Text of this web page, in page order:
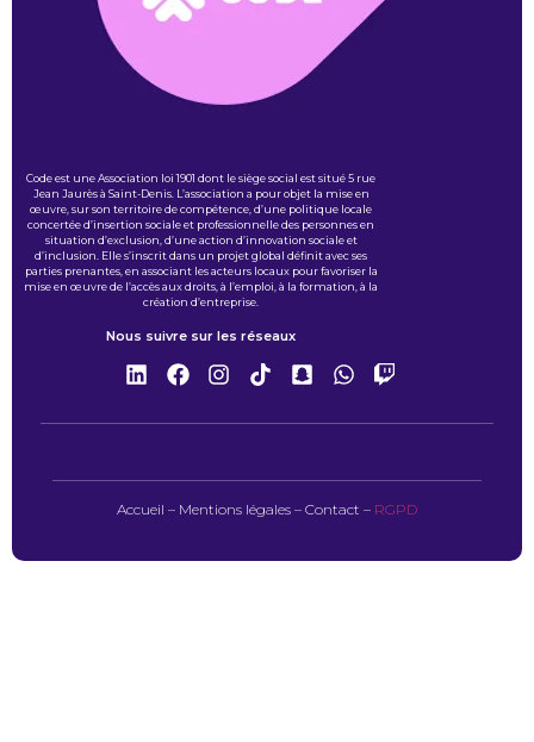
Code est une Association loi 1901 dont le siège social est situé 5 rue
Jean Jaurès à Saint-Denis. L’association a pour objet la mise en
œuvre, sur son territoire de compétence, d’une politique locale
concertée d’insertion sociale et professionnelle des personnes en
situation d’exclusion, d’une action d’innovation sociale et
d’inclusion. Elle s’inscrit dans un projet global définit avec ses
parties prenantes, en associant les acteurs locaux pour favoriser la
mise en œuvre de l’accès aux droits, à l’emploi, à la formation, à la
création d’entreprise.
Nous suivre sur les réseaux
Accueil – Mentions légales – Contact – RGPD